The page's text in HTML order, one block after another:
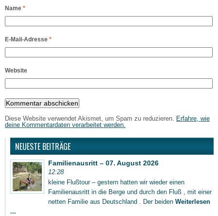
Name *
E-Mail-Adresse *
Website
Diese Website verwendet Akismet, um Spam zu reduzieren. Erfahre, wie
deine Kommentardaten verarbeitet werden.
NEUESTE BEITRÄGE
Familienausritt – 07. August 2026
12:28
kleine Flußtour – gestern hatten wir wieder einen
Familienausritt in die Berge und durch den Fluß , mit einer
netten Familie aus Deutschland . Der beiden Weiterlesen
...